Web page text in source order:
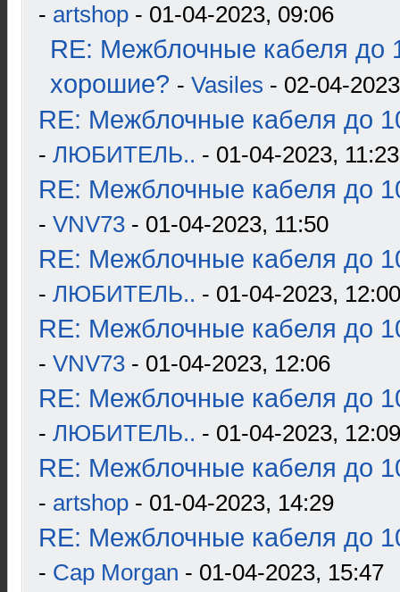
- artshop - 01-04-2023, 09:06
RE: Межблочные кабеля до
хорошие? - Vasiles - 02-04-
RE: Межблочные кабеля до
- ЛЮБИТЕЛЬ.. - 01-04-2023, 11:23
RE: Межблочные кабеля до
- VNV73 - 01-04-2023, 11:50
RE: Межблочные кабеля до
- ЛЮБИТЕЛЬ.. - 01-04-2023, 12:00
RE: Межблочные кабеля до
- VNV73 - 01-04-2023, 12:06
RE: Межблочные кабеля до
- ЛЮБИТЕЛЬ.. - 01-04-2023, 12:09
RE: Межблочные кабеля до
- artshop - 01-04-2023, 14:29
RE: Межблочные кабеля до
- Cap Morgan - 01-04-2023, 15:47